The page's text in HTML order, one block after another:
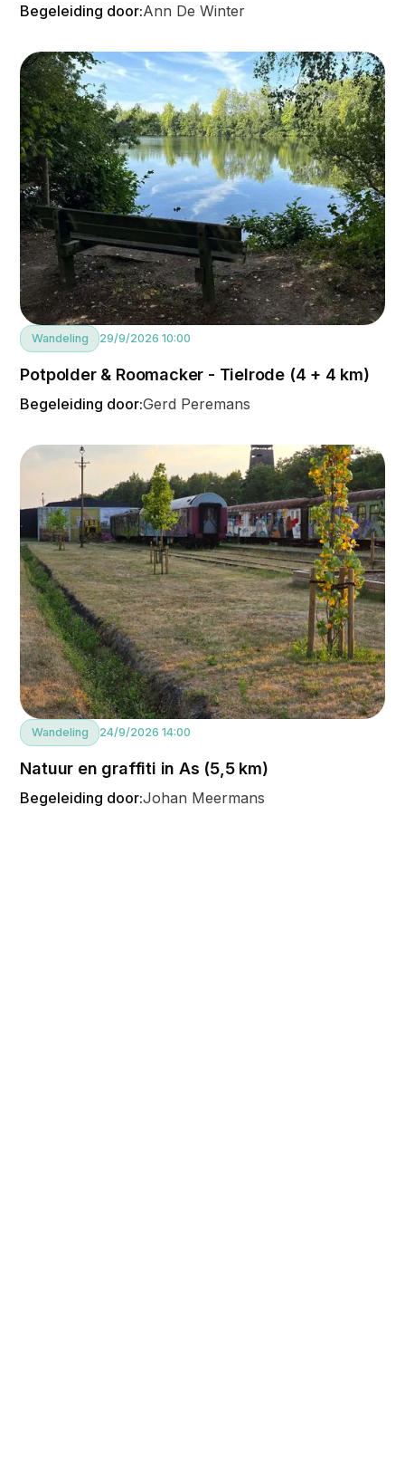
Begeleiding door:Ann De Winter
Wandeling 29/9/2026 10:00
Potpolder & Roomacker - Tielrode (4 + 4 km)
Begeleiding door:Gerd Peremans
Wandeling 24/9/2026 14:00
Natuur en graffiti in As (5,5 km)
Begeleiding door:Johan Meermans